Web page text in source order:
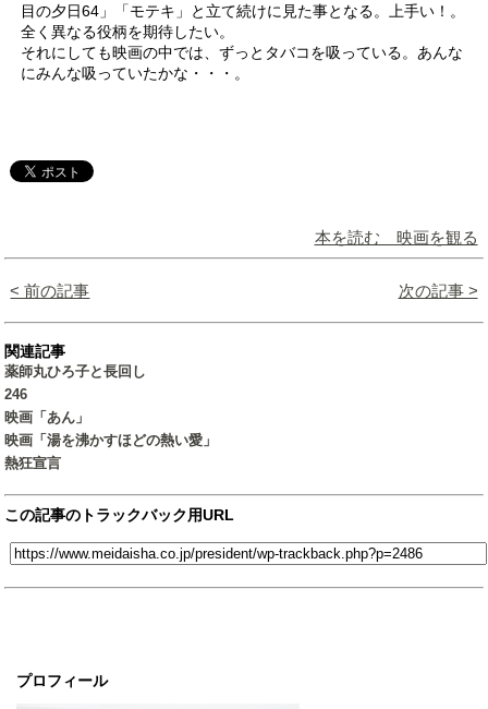
プロフィール
目の夕日64」「モテキ」と立て続けに見た事となる。上手い！。
全く異なる役柄を期待したい。
それにしても映画の中では、ずっとタバコを吸っている。あんな
にみんな吸っていたかな・・・。
本を読む 映画を観る
< 前の記事 次の記事 >
関連記事
薬師丸ひろ子と長回し
246
映画「あん」
映画「湯を沸かすほどの熱い愛」
熱狂宣言
この記事のトラックバック用URL